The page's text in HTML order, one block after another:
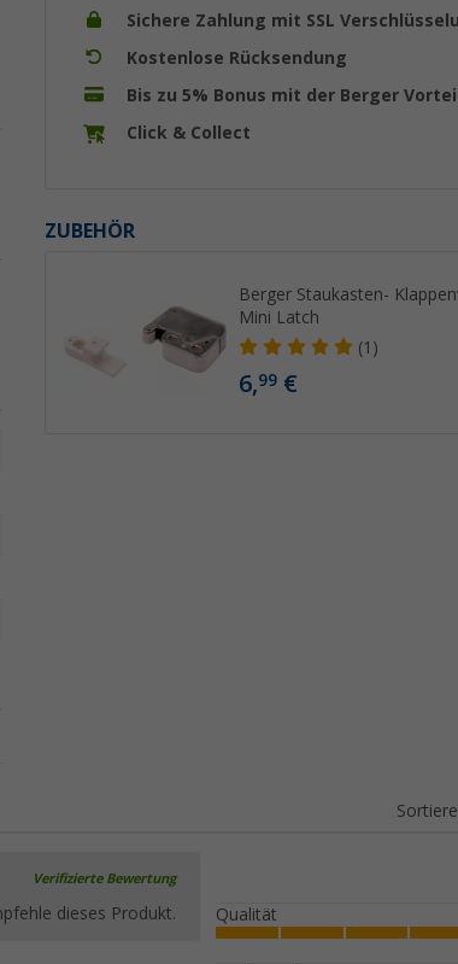
Sichere Zahlung mit SSL
Kostenlose Rücksendung
Bis zu 5% Bonus mit der Berger
Click & Collect
ZUBEHÖR
Berger Staukasten-
Mini Latch
(1)
6,99 €
19, 99€
UVP 34,99 €
Verifizierte Bewertung
dieses Produkt. Qualität